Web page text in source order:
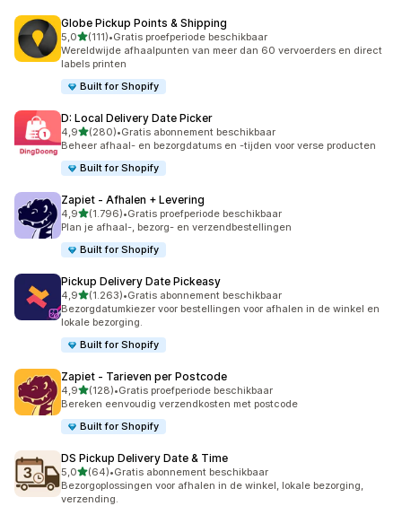
Globe Pickup Points & Shipping
5,0van 5 sterren
(111)
111 recensies in totaal
•Gratis proefperiode beschikbaar
Wereldwijde afhaalpunten van meer dan 60 vervoerders en direct
labels printen
Built for Shopify
D: Local Delivery Date Picker
4,9van 5 sterren
(280)
280 recensies in totaal
•Gratis abonnement beschikbaar
Beheer afhaal- en bezorgdatums en -tijden voor verse producten
Built for Shopify
Zapiet ‑ Afhalen + Levering
4,9van 5 sterren
(1.796)
1796 recensies in totaal
•Gratis proefperiode beschikbaar
Plan je afhaal-, bezorg- en verzendbestellingen
Built for Shopify
Pickup Delivery Date Pickeasy
4,9van 5 sterren
(1.263)
1263 recensies in totaal
•Gratis abonnement beschikbaar
Bezorgdatumkiezer voor bestellingen voor afhalen in de winkel en
lokale bezorging.
Built for Shopify
Zapiet ‑ Tarieven per Postcode
4,9van 5 sterren
(128)
128 recensies in totaal
•Gratis proefperiode beschikbaar
Bereken eenvoudig verzendkosten met postcode
Built for Shopify
DS Pickup Delivery Date & Time
5,0van 5 sterren
(64)
64 recensies in totaal
•Gratis abonnement beschikbaar
Bezorgoplossingen voor afhalen in de winkel, lokale bezorging,
verzending.